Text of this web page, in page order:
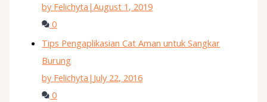
by Felichyta |August 1, 2019
0
Tips Pengaplikasian Cat Aman untuk Sangkar
Burung
by Felichyta | July 22, 2016
0